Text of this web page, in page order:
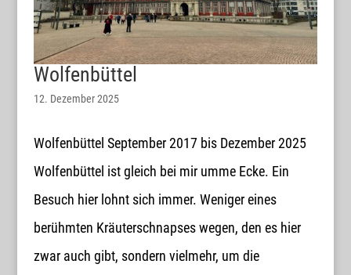
Wolfenbüttel
12. Dezember 2025
Wolfenbüttel September 2017 bis Dezember 2025
Wolfenbüttel ist gleich bei mir umme Ecke. Ein
Besuch hier lohnt sich immer. Weniger eines
berühmten Kräuterschnapses wegen, den es hier
zwar auch gibt, sondern vielmehr, um die